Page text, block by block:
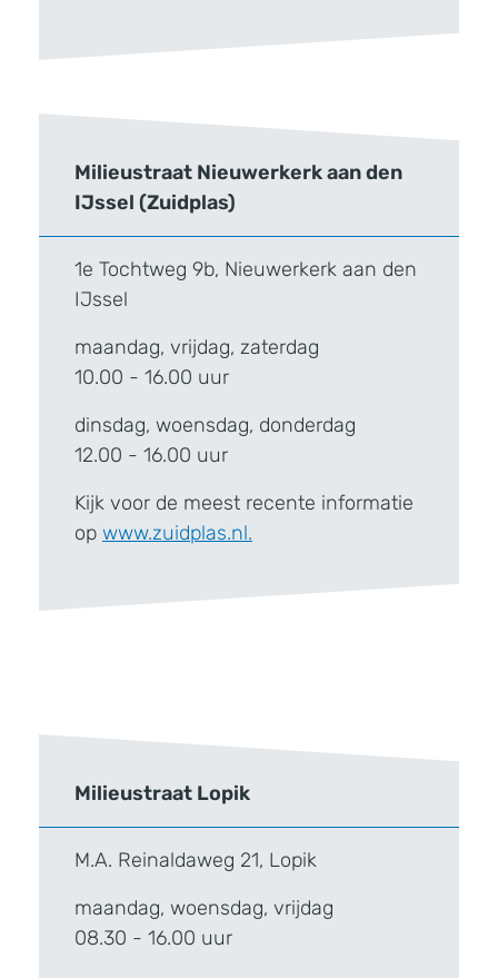
Milieustraat Nieuwerkerk aan den
IJssel (Zuidplas)
1e Tochtweg 9b, Nieuwerkerk aan den
IJssel
maandag, vrijdag, zaterdag
10.00 - 16.00 uur
dinsdag, woensdag, donderdag
12.00 - 16.00 uur
Kijk voor de meest recente informatie
op www.zuidplas.nl.
Milieustraat Lopik
M.A. Reinaldaweg 21, Lopik
maandag, woensdag, vrijdag
08.30 - 16.00 uur